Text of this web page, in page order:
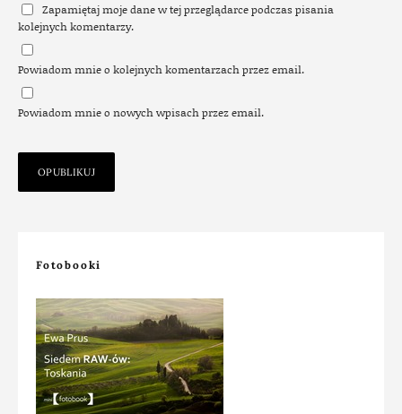
Zapamiętaj moje dane w tej przeglądarce podczas pisania
kolejnych komentarzy.
Powiadom mnie o kolejnych komentarzach przez email.
Powiadom mnie o nowych wpisach przez email.
Fotobooki